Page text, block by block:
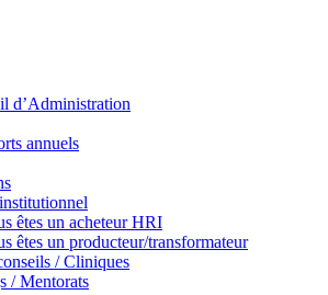
d’Administration
annuels
êtes un acheteur HRI
êtes un producteur/transformateur
/ Cliniques
/ Mentorats